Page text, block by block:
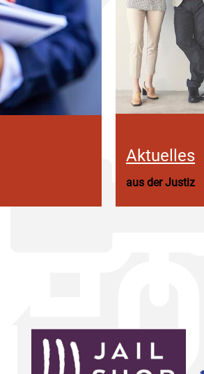
Aktuelles
aus der Justiz